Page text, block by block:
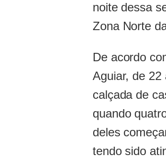
noite dessa
Zona Norte
De acordo
Aguiar, de 22
calçada de
quando
deles
tendo sido